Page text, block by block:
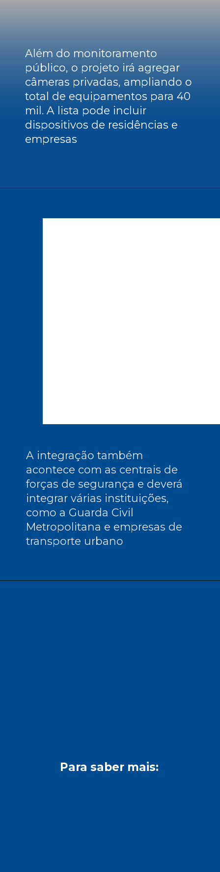
Além do monitoramento
público, o projeto irá agregar
câmeras privadas, ampliando o
total de equipamentos para 40
mil. A lista pode incluir
dispositivos de residências e
empresas
A integração também
acontece com as centrais de
forças de segurança e deverá
integrar várias instituições,
como a Guarda Civil
Metropolitana e empresas de
transporte urbano
Para saber mais: